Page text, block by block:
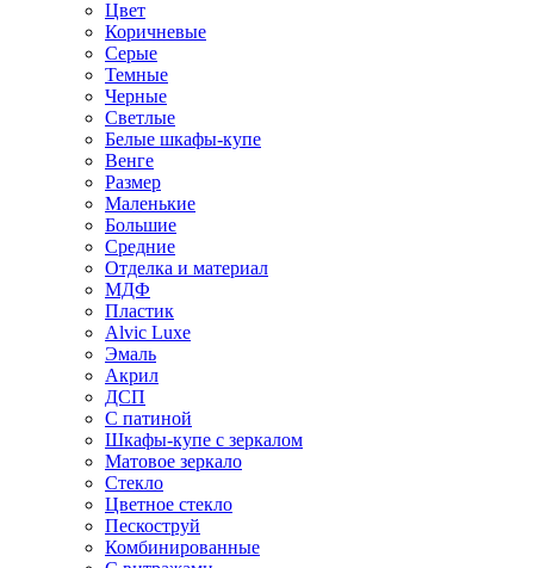
Цвет
Коричневые
Серые
Темные
Черные
Светлые
Белые шкафы-купе
Венге
Размер
Маленькие
Большие
Средние
Отделка и материал
МДФ
Пластик
Alvic Luxe
Эмаль
Акрил
ДСП
С патиной
Шкафы-купе с зеркалом
Матовое зеркало
Стекло
Цветное стекло
Пескоструй
Комбинированные